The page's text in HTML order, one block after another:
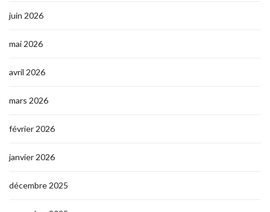
juin 2026
mai 2026
avril 2026
mars 2026
février 2026
janvier 2026
décembre 2025